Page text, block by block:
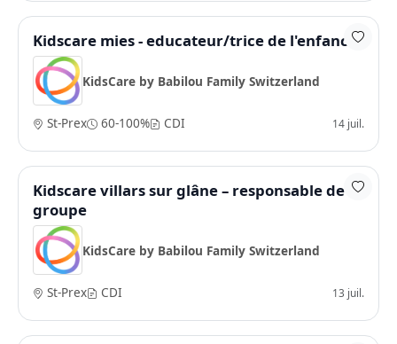
Kidscare mies - educateur/trice de l'enfance
KidsCare by Babilou Family Switzerland
St-Prex 60-100% CDI 14 juil.
Kidscare villars sur glâne – responsable de
groupe
KidsCare by Babilou Family Switzerland
St-Prex CDI 13 juil.